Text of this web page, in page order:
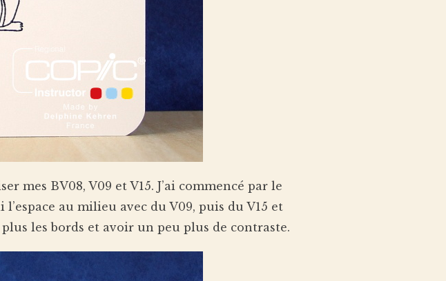
mes BV08, V09 et V15. J’ai commencé par le
au milieu avec du V09, puis du V15 et
les bords et avoir un peu plus de contraste.